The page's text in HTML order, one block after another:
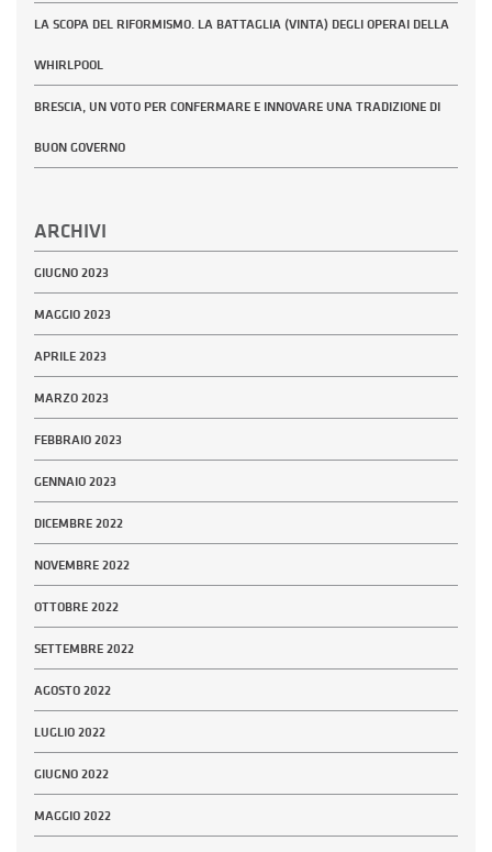
LA SCOPA DEL RIFORMISMO. LA BATTAGLIA (VINTA) DEGLI OPERAI DELLA
WHIRLPOOL
BRESCIA, UN VOTO PER CONFERMARE E INNOVARE UNA TRADIZIONE DI
BUON GOVERNO
ARCHIVI
GIUGNO 2023
MAGGIO 2023
APRILE 2023
MARZO 2023
FEBBRAIO 2023
GENNAIO 2023
DICEMBRE 2022
NOVEMBRE 2022
OTTOBRE 2022
SETTEMBRE 2022
AGOSTO 2022
LUGLIO 2022
GIUGNO 2022
MAGGIO 2022